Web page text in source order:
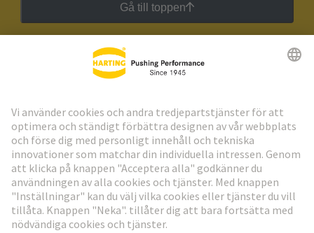
Gå till toppen
HARTING:s nyhetsbrev
Gå till registrering
Social Media